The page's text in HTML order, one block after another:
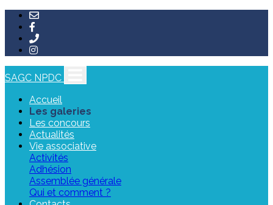
SAGC NPDC
Accueil
Les galeries
Les concours
Actualités
Vie associative
Activités
Adhésion
Assemblée générale
Qui et comment ?